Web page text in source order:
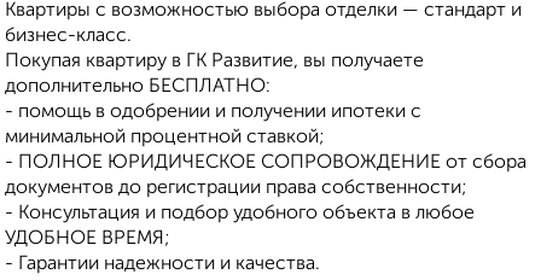
Квартиры с возможностью выбора отделки — стандарт и
бизнес-класс.
Покупая квартиру в ГК Развитие, вы получаете
дополнительно БЕСПЛАТНО:
- помощь в одобрении и получении ипотеки с
минимальной процентной ставкой;
- ПОЛНОЕ ЮРИДИЧЕСКОЕ СОПРОВОЖДЕНИЕ от сбора
документов до регистрации права собственности;
- Консультация и подбор удобного объекта в любое
УДОБНОЕ ВРЕМЯ;
- Гарантии надежности и качества.